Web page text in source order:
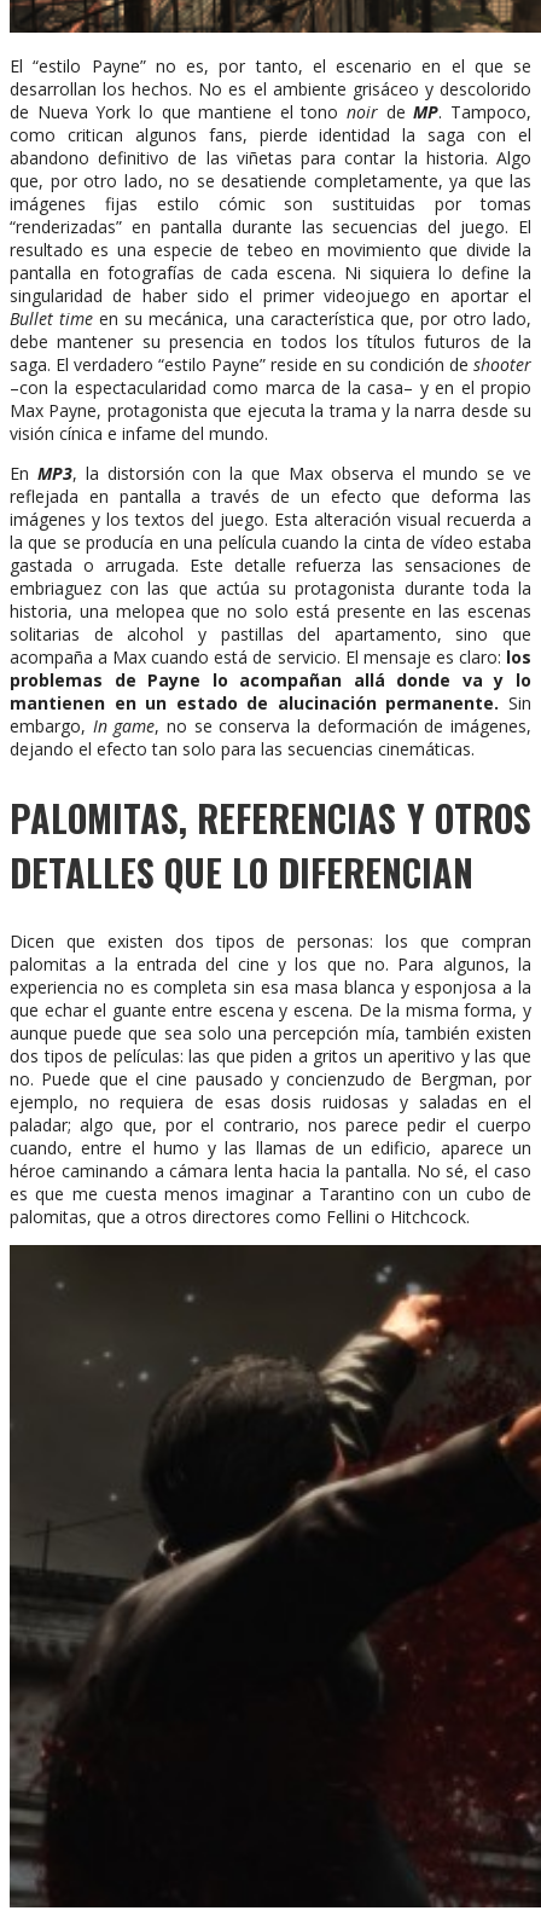
El “estilo Payne” no es, por tanto, el escenario en el que se
desarrollan los hechos. No es el ambiente grisáceo y descolorido
de Nueva York lo que mantiene el tononoir deMP. Tampoco,
como critican algunos fans, pierde identidad la saga con el
abandono definitivo de las viñetas para contar la historia. Algo
que, por otro lado, no se desatiende completamente, ya que las
imágenes fijas estilo cómic son sustituidas por tomas
“renderizadas” en pantalla durante las secuencias del juego. El
resultado es una especie de tebeo en movimiento que divide la
pantalla en fotografías de cada escena. Ni siquiera lo define la
singularidad de haber sido el primer videojuego en aportar el
Bullet time en su mecánica, una característica que, por otro lado,
debe mantener su presencia en todos los títulos futuros de la
saga. El verdadero “estilo Payne” reside en su condición de shooter
–con la espectacularidad como marca de la casa– y en el propio
Max Payne, protagonista que ejecuta la trama y la narra desde su
visión cínica e infame del mundo.
En MP3, la distorsión con la que Max observa el mundo se ve
reflejada en pantalla a través de un efecto que deforma las
imágenes y los textos del juego. Esta alteración visual recuerda a
la que se producía en una película cuando la cinta de vídeo estaba
gastada o arrugada. Este detalle refuerza las sensaciones de
embriaguez con las que actúa su protagonista durante toda la
historia, una melopea que no solo está presente en las escenas
solitarias de alcohol y pastillas del apartamento, sino que
acompaña a Max cuando está de servicio. El mensaje es claro: los
problemas de Payne lo acompañan allá donde va y lo
mantienen en un estado de alucinación permanente. Sin
embargo, In game, no se conserva la deformación de imágenes,
dejando el efecto tan solo para las secuencias cinemáticas.
PALOMITAS, REFERENCIAS Y OTROS
DETALLES QUE LO DIFERENCIAN
Dicen que existen dos tipos de personas: los que compran
palomitas a la entrada del cine y los que no. Para algunos, la
experiencia no es completa sin esa masa blanca y esponjosa a la
que echar el guante entre escena y escena. De la misma forma, y
aunque puede que sea solo una percepción mía, también existen
dos tipos de películas: las que piden a gritos un aperitivo y las que
no. Puede que el cine pausado y concienzudo de Bergman, por
ejemplo, no requiera de esas dosis ruidosas y saladas en el
paladar; algo que, por el contrario, nos parece pedir el cuerpo
cuando, entre el humo y las llamas de un edificio, aparece un
héroe caminando a cámara lenta hacia la pantalla. No sé, el caso
es que me cuesta menos imaginar a Tarantino con un cubo de
palomitas, que a otros directores como Fellini o Hitchcock.